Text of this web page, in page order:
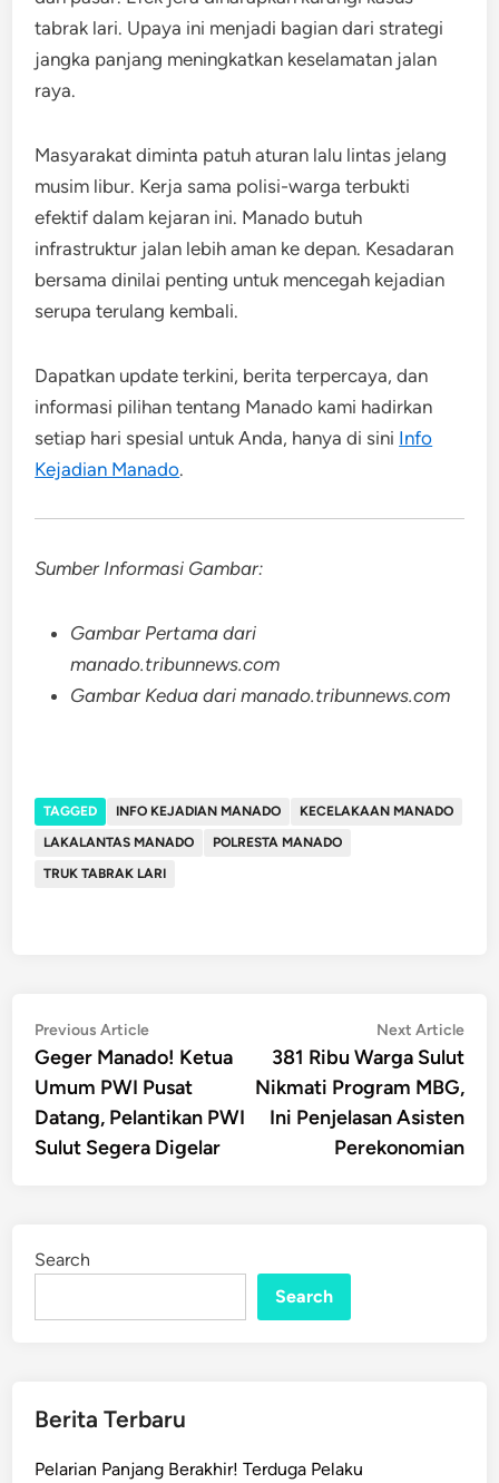
tabrak lari. Upaya ini menjadi bagian dari strategi
jangka panjang meningkatkan keselamatan jalan
raya.
Masyarakat diminta patuh aturan lalu lintas jelang
musim libur. Kerja sama polisi-warga terbukti
efektif dalam kejaran ini. Manado butuh
infrastruktur jalan lebih aman ke depan. Kesadaran
bersama dinilai penting untuk mencegah kejadian
serupa terulang kembali.
Dapatkan update terkini, berita terpercaya, dan
informasi pilihan tentang Manado kami hadirkan
setiap hari spesial untuk Anda, hanya di sini Info
Kejadian Manado.
Sumber Informasi Gambar:
Gambar Pertama dari
manado.tribunnews.com
Gambar Kedua dari manado.tribunnews.com
TAGGED INFO KEJADIAN MANADO
KECELAKAAN MANADO
LAKALANTAS MANADO
POLRESTA MANADO
TRUK TABRAK LARI
Post
navigation
Previous ArticlePrevious
article:
Geger Manado! Ketua
Umum PWI Pusat
Datang, Pelantikan PWI
Sulut Segera Digelar
Next Article
381 Ribu Warga Sulut
Nikmati Program MBG,
Ini Penjelasan Asisten
Perekonomian
Search
Search
Berita Terbaru
Pelarian Panjang Berakhir! Terduga Pelaku